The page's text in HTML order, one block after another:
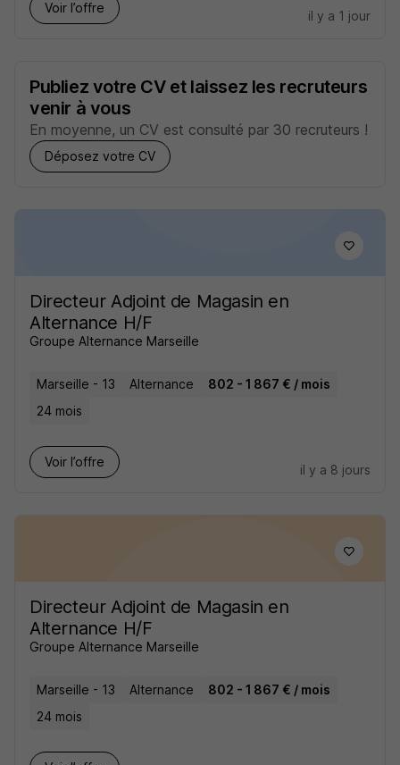
Voir l’offre
il y a 1 jour
Publiez votre CV et laissez les recruteurs
venir à vous
En moyenne, un CV est consulté par 30 recruteurs !
Déposez votre CV
Directeur Adjoint de Magasin en
Alternance H/F
Groupe Alternance Marseille
Marseille - 13 Alternance
802 - 1 867 € / mois
24 mois
Voir l’offre
il y a 8 jours
Directeur Adjoint de Magasin en
Alternance H/F
Groupe Alternance Marseille
Marseille - 13 Alternance
802 - 1 867 € / mois
24 mois